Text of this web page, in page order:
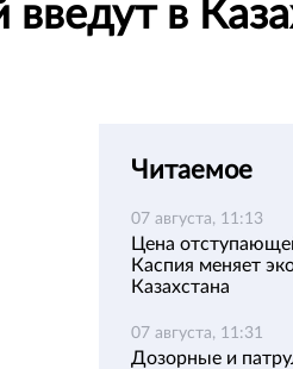
в
Читаемое
07 августа, 11:13
Цена
Каспия меняет
Казахстана
07 августа, 11:31
Дозорные и